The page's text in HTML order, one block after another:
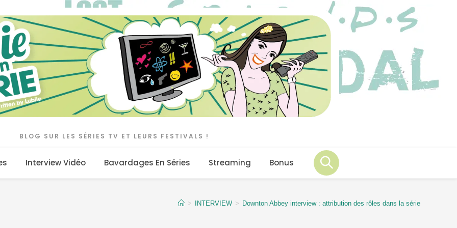
BLOG SUR LES SÉRIES TV ET LEURS FESTIVALS !
Interview Vidéo Bavardages En Séries Streaming Bonus
> INTERVIEW > Downton Abbey interview : attribution des rôles dans la série